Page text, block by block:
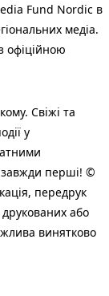
Fund Nordic в
медіа.
офіційною
Свіжі та
у
завжди перші! ©
передрук
або
винятково